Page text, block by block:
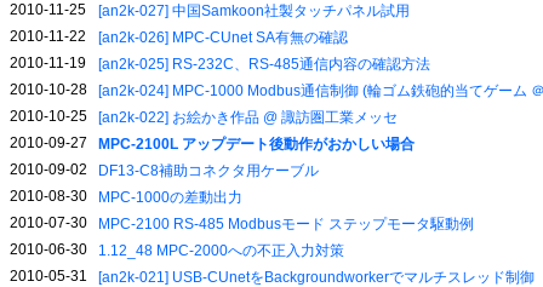
2010-11-25
[an2k-027] 中国Samkoon社製タッチパネル試用
2010-11-22
[an2k-026] MPC-CUnet SA有無の確認
2010-11-19
[an2k-025] RS-232C、RS-485通信内容の確認方法
2010-10-28
[an2k-024] MPC-1000 Modbus通信制御 (輪ゴム鉄砲的当てゲーム
2010-10-25
[an2k-022] お絵かき作品 @ 諏訪圏工業メッセ
2010-09-27
MPC-2100L アップデート後動作がおかしい場合
2010-09-02
DF13-C8補助コネクタ用ケーブル
2010-08-30
MPC-1000の差動出力
2010-07-30
MPC-2100 RS-485 Modbusモード ステップモータ駆動例
2010-06-30
1.12_48 MPC-2000への不正入力対策
2010-05-31
[an2k-021] USB-CUnetをBackgroundworkerでマルチスレッド制御